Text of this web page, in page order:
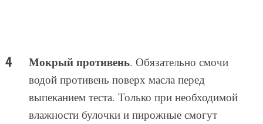
Мокрый противень. Обязательно смочи
водой противень поверх масла перед
выпеканием теста. Только при необходимой
влажности булочки и пирожные смогут